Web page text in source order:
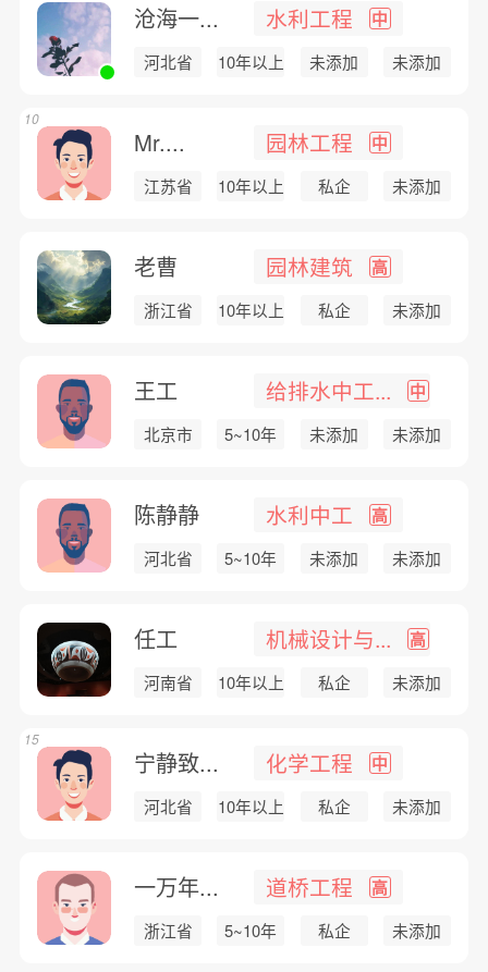
沧海一... 水利工程 中
河北省 10年以上 未添加 未添加
Mr.... 园林工程 中
江苏省 10年以上 私企 未添加
10
老曹 园林建筑 高
浙江省 10年以上 私企 未添加
王工 给排水中工... 中
北京市 5~10年 未添加 未添加
陈静静 水利中工 高
河北省 5~10年 未添加 未添加
任工 机械设计与... 高
河南省 10年以上 私企 未添加
宁静致... 化学工程 中
河北省 10年以上 私企 未添加
15
一万年... 道桥工程 高
浙江省 5~10年 私企 未添加